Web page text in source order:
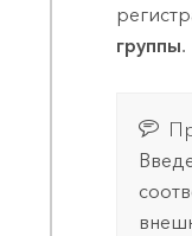
группы.